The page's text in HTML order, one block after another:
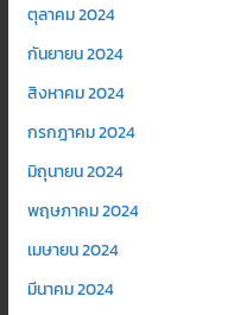
ตุลาคม 2024
กันยายน 2024
สิงหาคม 2024
กรกฎาคม 2024
มิถุนายน 2024
พฤษภาคม 2024
เมษายน 2024
มีนาคม 2024